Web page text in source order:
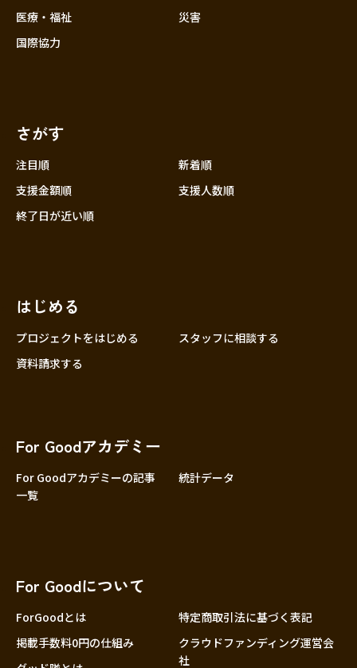
医療・福祉
国際協力
災害
さがす
注目順
新着順
支援金額順
支援人数順
終了日が近い順
はじめる
プロジェクトをはじめる
スタッフに相談する
資料請求する
For Goodアカデミー
For Goodアカデミーの記事
一覧
統計データ
For Goodについて
ForGoodとは
掲載手数料0円の仕組み
特定商取引法に基づく表記
クラウドファンディング運営会
社